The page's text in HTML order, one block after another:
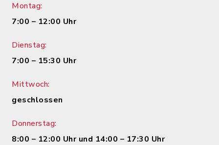
Montag:
7:00 – 12:00 Uhr
Dienstag:
7:00 – 15:30 Uhr
Mittwoch:
geschlossen
Donnerstag:
8:00 – 12:00 Uhr und 14:00 – 17:30 Uhr